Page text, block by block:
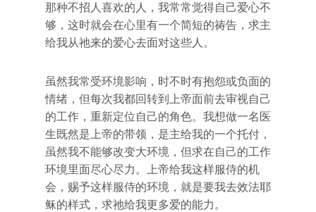
那种不招人喜欢的人，我常常觉得自己爱心不
够，这时就会在心里有一个简短的祷告，求主
给我从祂来的爱心去面对这些人。
虽然我常受环境影响，时不时有抱怨或负面的
情绪，但每次我都回转到上帝面前去审视自己
的工作，重新定位自己的角色。我想做一名医
生既然是上帝的带领，是主给我的一个托付，
虽然我不能够改变大环境，但求在自己的工作
环境里面尽心尽力。上帝给我这样服侍的机
会，赐予这样服侍的环境，就是要我去效法耶
稣的样式，求祂给我更多爱的能力。